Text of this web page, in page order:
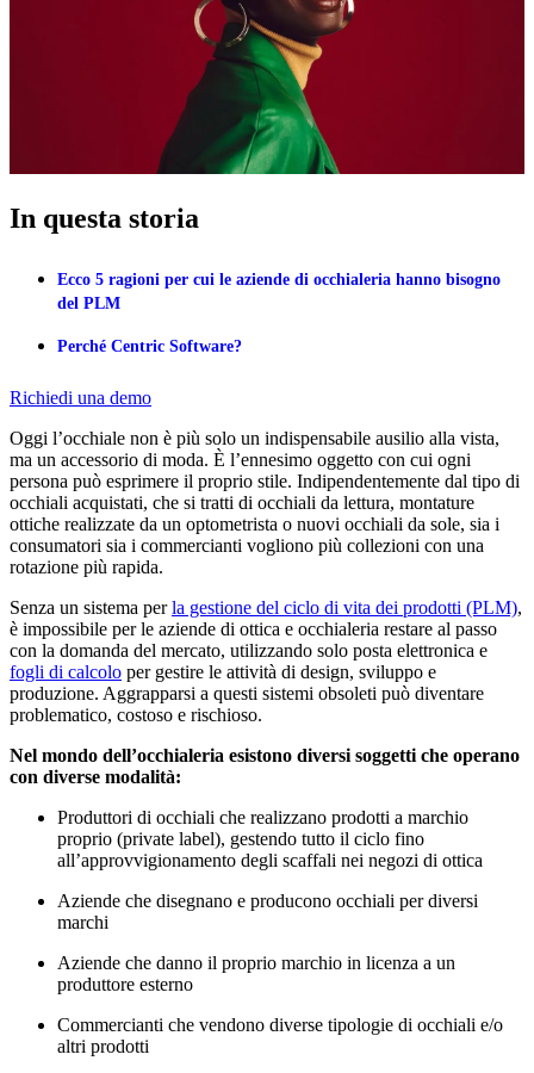
In questa storia
Ecco 5 ragioni per cui le aziende di occhialeria hanno bisogno
del PLM
Perché Centric Software?
Richiedi una demo
Oggi l’occhiale non è più solo un indispensabile ausilio alla vista,
ma un accessorio di moda. È l’ennesimo oggetto con cui ogni
persona può esprimere il proprio stile. Indipendentemente dal tipo di
occhiali acquistati, che si tratti di occhiali da lettura, montature
ottiche realizzate da un optometrista o nuovi occhiali da sole, sia i
consumatori sia i commercianti vogliono più collezioni con una
rotazione più rapida.
Senza un sistema perla gestione del ciclo di vita dei prodotti (PLM),
è impossibile per le aziende di ottica e occhialeria restare al passo
con la domanda del mercato, utilizzando solo posta elettronica e
fogli di calcolo per gestire le attività di design, sviluppo e
produzione. Aggrapparsi a questi sistemi obsoleti può diventare
problematico, costoso e rischioso.
Nel mondo dell’occhialeria esistono diversi soggetti che operano
con diverse modalità:
Produttori di occhiali che realizzano prodotti a marchio
proprio (private label), gestendo tutto il ciclo fino
all’approvvigionamento degli scaffali nei negozi di ottica
Aziende che disegnano e producono occhiali per diversi
marchi
Aziende che danno il proprio marchio in licenza a un
produttore esterno
Commercianti che vendono diverse tipologie di occhiali e/o
altri prodotti